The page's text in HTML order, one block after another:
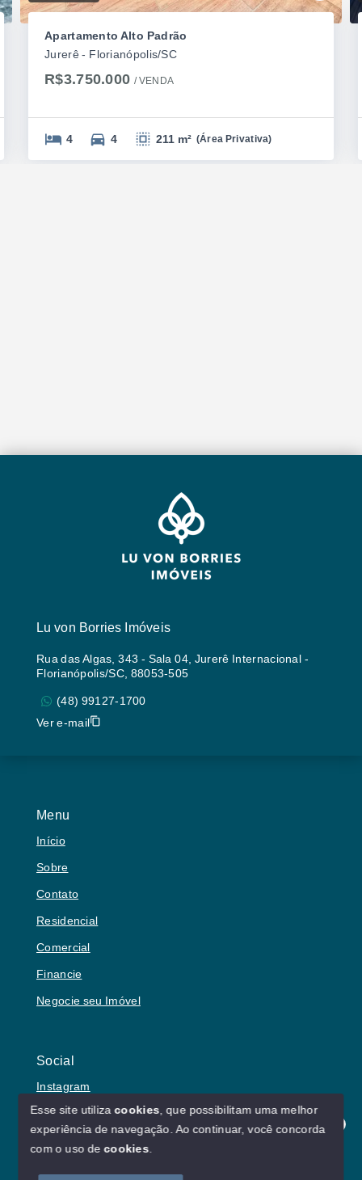
Apartamento Alto Padrão
Jurerê - Florianópolis/SC
R$3.750.000 / VENDA
4 4 211 m² (Área Privativa)
Olá! Estamos disponíveis para te ajudar.
Menu
Início
Sobre
Contato
Residencial
Comercial
Financie
Negocie seu Imóvel
Social
Instagram
© Copyright 2026 - Lu von Borries Imóveis - Todos os
Lu von Borries Imóveis
Rua das Algas, 343 - Sala 04, Jurerê Internacional -
Florianópolis/SC, 88053-505
(48) 99127-1700
Ver e-mail
Esse site utilizacookies , que possibilitam uma melhor
experiência de navegação. Ao continuar, você concorda
com o uso decookies